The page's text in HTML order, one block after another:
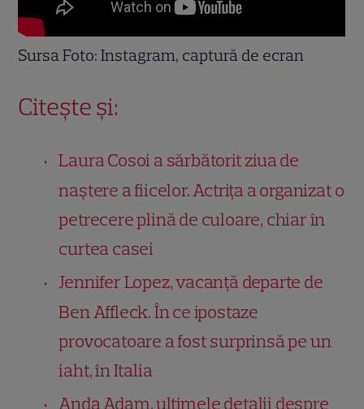
Sursa Foto: Instagram, captură de ecran
Citește și:
Laura Cosoi a sărbătorit ziua de
naștere a fiicelor. Actrița a organizat o
petrecere plină de culoare, chiar în
curtea casei
Jennifer Lopez, vacanță departe de
Ben Affleck. În ce ipostaze
provocatoare a fost surprinsă pe un
iaht, în Italia
Anda Adam, ultimele detalii despre